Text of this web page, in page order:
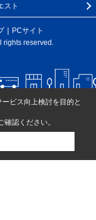
スト
PCサイト
rights reserved.
ビス向上検討を目的と
確認ください。